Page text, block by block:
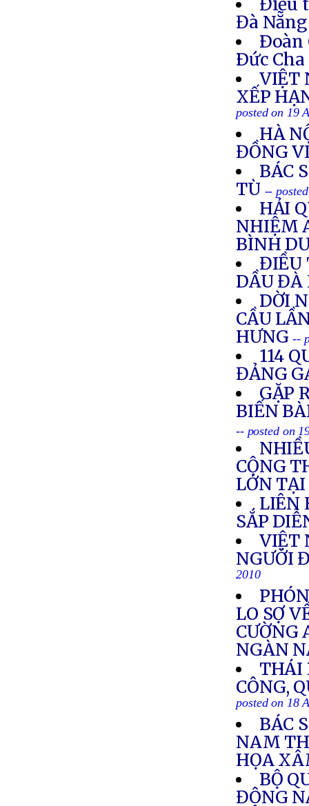
Điều
Đà Nẵng
Ðoàn
Ðức
VIỆT
XẾP
posted on 19
HÀ
ĐỒNG
BÁC
TÙ --
HẢI
NHIỆM
BÌNH
ĐIỀU
DẦU ĐÀ
DỜI
CẦU
HƯNG --
114
ĐẢNG
GẶP
BIẾN
-- posted on
CỘNG
LỚN
LIÊN
SẮP
VIỆT
NGƯỜI
2010
LO SỢ
CƯỜNG
NGÀN
THÁI
CÔNG,
posted on 18
BÁC
NAM
HỌA
BỘ
ĐÔNG